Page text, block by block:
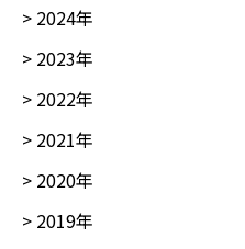
> 2024年
> 2023年
> 2022年
> 2021年
> 2020年
> 2019年